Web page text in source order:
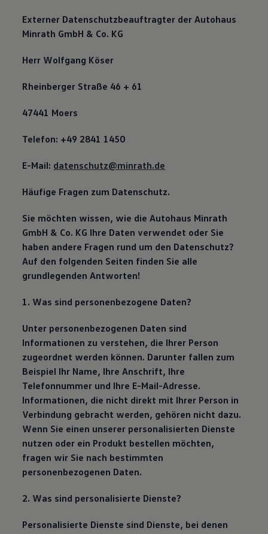
Externer Datenschutzbeauftragter der Autohaus
Minrath GmbH & Co. KG
Herr Wolfgang Köser
Rheinberger Straße 46 + 61
47441 Moers
Telefon: +49 2841 1450
E-Mail: datenschutz@minrath.de
Häufige Fragen zum Datenschutz.
Sie möchten wissen, wie die Autohaus Minrath
GmbH & Co. KG Ihre Daten verwendet oder Sie
haben andere Fragen rund um den Datenschutz?
Auf den folgenden Seiten finden Sie alle
grundlegenden Antworten!
1. Was sind personenbezogene Daten?
Unter personenbezogenen Daten sind
Informationen zu verstehen, die Ihrer Person
zugeordnet werden können. Darunter fallen zum
Beispiel Ihr Name, Ihre Anschrift, Ihre
Telefonnummer und Ihre E-Mail-Adresse.
Informationen, die nicht direkt mit Ihrer Person in
Verbindung gebracht werden, gehören nicht dazu.
Wenn Sie einen unserer personalisierten Dienste
nutzen oder ein Produkt bestellen möchten,
fragen wir Sie nach bestimmten
personenbezogenen Daten.
2. Was sind personalisierte Dienste?
Personalisierte Dienste sind Dienste, bei denen